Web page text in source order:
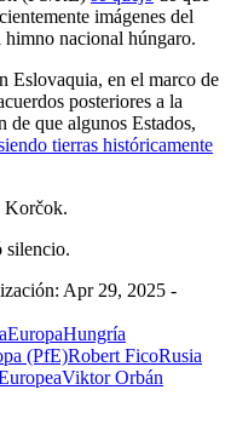
imágenes del
himno nacional húngaro.
Eslovaquia, en el marco de
posteriores a la
que algunos Estados,
tierras históricamente
Korčok.
silencio.
Apr 29, 2025 -
EuropaHungría
(PfE)Robert FicoRusia
Viktor Orbán